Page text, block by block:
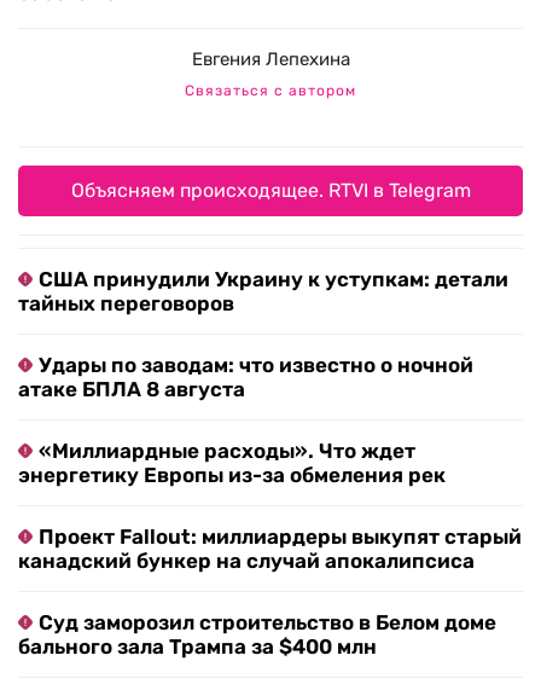
Евгения Лепехина
Связаться с автором
Объясняем происходящее. RTVI в Telegram
США принудили Украину к уступкам: детали
тайных переговоров
Удары по заводам: что известно о ночной
атаке БПЛА 8 августа
«Миллиардные расходы». Что ждет
энергетику Европы из-за обмеления рек
Проект Fallout: миллиардеры выкупят старый
канадский бункер на случай апокалипсиса
Суд заморозил строительство в Белом доме
бального зала Трампа за $400 млн